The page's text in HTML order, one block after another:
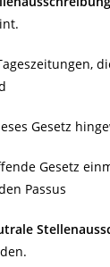
Gesetz
Gesetz
Passus